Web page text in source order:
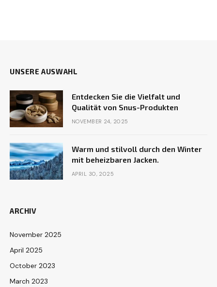
UNSERE AUSWAHL
Entdecken Sie die Vielfalt und
Qualität von Snus-Produkten
NOVEMBER 24, 2025
Warm und stilvoll durch den Winter
mit beheizbaren Jacken.
APRIL 30, 2025
ARCHIV
November 2025
April 2025
October 2023
March 2023